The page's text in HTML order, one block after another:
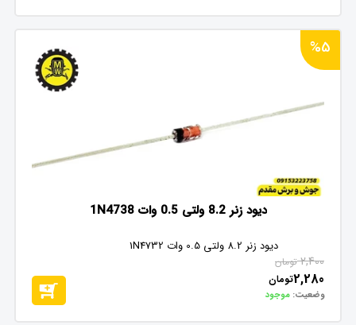
%5
دیود زنر 8.2 ولتی 0.5 وات 1N4738
دیود زنر 8.2 ولتی 0.5 وات 1N4732
2,400 تومان
2,280تومان
وضعیت: موجود